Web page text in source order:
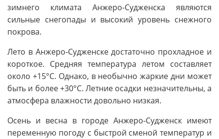
зимнего климата Анжеро-Судженска являются
сильные снегопады и высокий уровень снежного
покрова.
Лето в Анжеро-Судженске достаточно прохладное и
короткое. Средняя температура летом составляет
около +15°C. Однако, в необычно жаркие дни может
быть и более +30°C. Летние осадки незначительны, а
атмосфера влажности довольно низкая.
Осень и весна в городе Анжеро-Судженск имеют
переменную погоду с быстрой сменой температур и